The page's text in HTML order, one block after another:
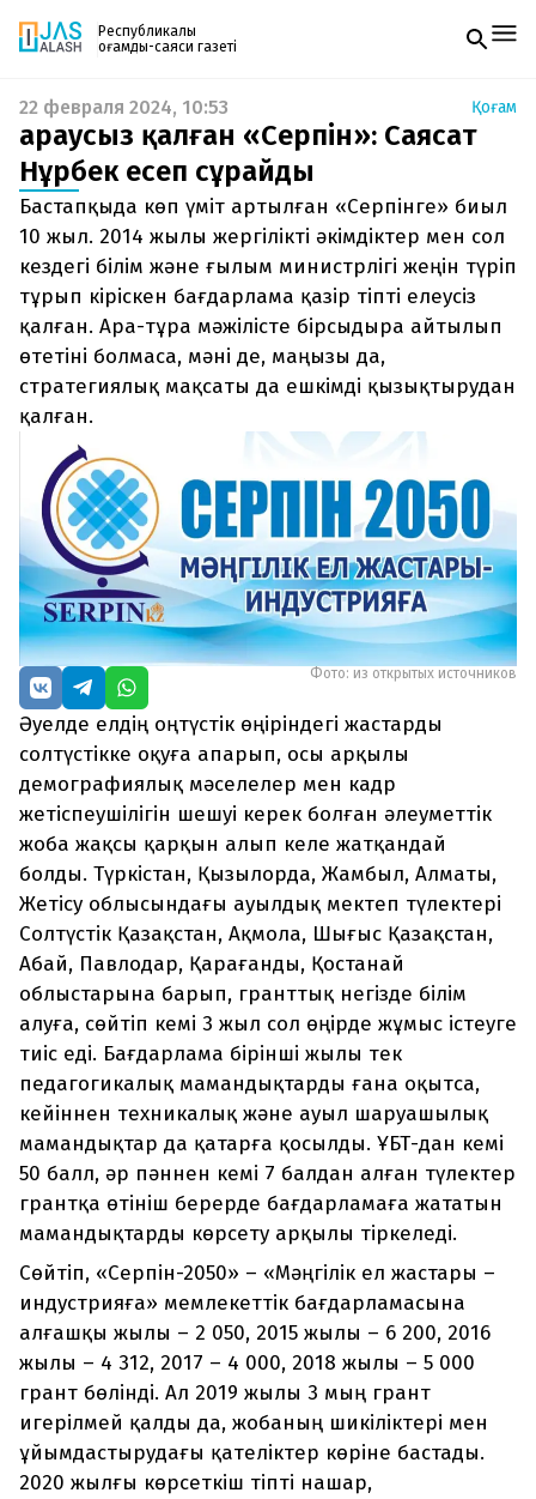
Республикалық
қоғамдық-саяси газеті
Жаңалықтар
Спорт
Live
Руханият
Аймақ
Архив
Заң және тәртіп
Редакциямен байланыс
+7 708 604 51 06
Жарнама бөлімі
+7 701 220 64 52
Пошта
zhasalash100@gmail.com
Газетке жазылу
PDF форматтағы газетті ай сайын электронды
поштаңызға алып отырыңыз. Жаңа нөмір
шыққан сәтте сізге бірден жіберіледі. Тек email
енгізіңіз, біз қалғанын өзіміз жібереміз.
22 февраля 2024, 10:53 Қоғам
Қараусыз қалған «Серпін»: Саясат
Нұрбек есеп сұрайды
Бастапқыда көп үміт артылған «Серпінге» биыл
10 жыл. 2014 жылы жергілікті әкімдіктер мен сол
кездегі білім және ғылым министрлігі жеңін түріп
тұрып кіріскен бағдарлама қазір тіпті елеусіз
қалған. Ара-тұра мәжілісте бірсыдыра айтылып
өтетіні болмаса, мәні де, маңызы да,
стратегиялық мақсаты да ешкімді қызықтырудан
қалған.
Фото: из открытых источников
Әуелде елдің оңтүстік өңіріндегі жастарды
солтүстікке оқуға апарып, осы арқылы
демографиялық мәселелер мен кадр
жетіспеушілігін шешуі керек болған әлеуметтік
жоба жақсы қарқын алып келе жатқандай
болды. Түркістан, Қызылорда, Жамбыл, Алматы,
Жетісу облысындағы ауылдық мектеп түлектері
Солтүстік Қазақстан, Ақмола, Шығыс Қазақстан,
Абай, Павлодар, Қарағанды, Қостанай
облыстарына барып, гранттық негізде білім
алуға, сөйтіп кемі 3 жыл сол өңірде жұмыс істеуге
тиіс еді. Бағдарлама бірінші жылы тек
педагогикалық мамандықтарды ғана оқытса,
кейіннен техникалық және ауыл шаруашылық
мамандықтар да қатарға қосылды. ҰБТ-дан кемі
50 балл, әр пәннен кемі 7 балдан алған түлектер
грантқа өтініш берерде бағдарламаға жататын
мамандықтарды көрсету арқылы тіркеледі.
Сөйтіп, «Серпін-2050» – «Мәңгілік ел жастары –
индустрияға» мемлекеттік бағдарламасына
алғашқы жылы – 2 050, 2015 жылы – 6 200, 2016
жылы – 4 312, 2017 – 4 000, 2018 жылы – 5 000
грант бөлінді. Ал 2019 жылы 3 мың грант
игерілмей қалды да, жобаның шикіліктері мен
ұйымдастырудағы қателіктер көріне бастады.
2020 жылғы көрсеткіш тіпті нашар,